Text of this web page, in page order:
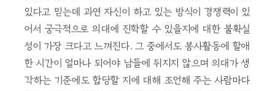
있다고 믿는데 과연 자신이 하고 있는 방식이 경쟁력이 있
어서 궁극적으로 의대에 진학할 수 있을지에 대한 불확실
성이 가장 크다고 느껴진다. 그 중에서도 봉사활동에 할애
한 시간이 얼마나 되어야 남들에 뒤지지 않으며 의대가 생
각하는 기준에도 합당할 지에 대해 조언해 주는 사람마다